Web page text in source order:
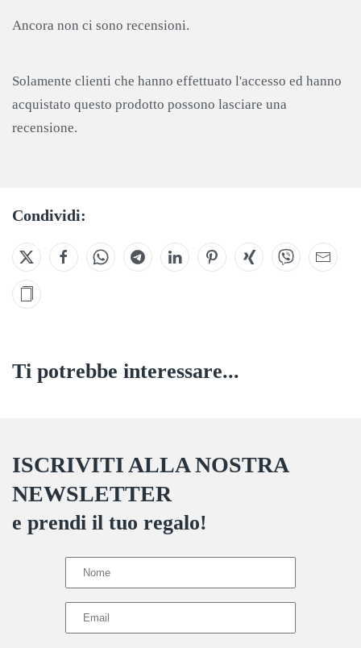
Ancora non ci sono recensioni.
Solamente clienti che hanno effettuato l'accesso ed hanno
acquistato questo prodotto possono lasciare una
recensione.
Condividi:
Ti potrebbe interessare...
ISCRIVITI ALLA NOSTRA
NEWSLETTER
e prendi il tuo regalo!